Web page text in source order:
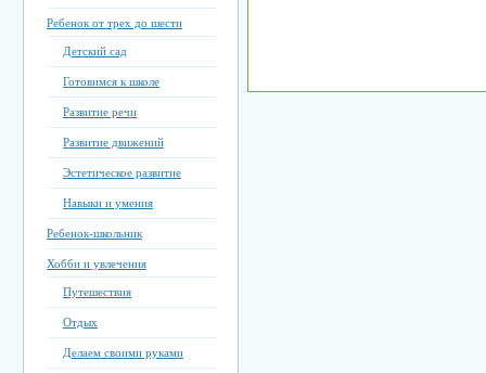
Ребенок от трех до шести
Детский сад
Готовимся к школе
Развитие речи
Развитие движений
Эстетическое развитие
Навыки и умения
Ребенок-школьник
Хобби и увлечения
Путешествия
Отдых
Делаем своими руками